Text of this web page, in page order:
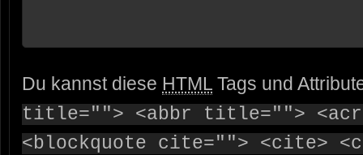
Du kannst diese HTML Tags und
title=""> <abbr title="">
<blockquote cite=""> <cite>